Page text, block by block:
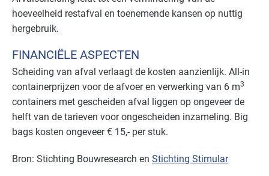
hoeveelheid restafval en toenemende kansen op nuttig
hergebruik.
FINANCIËLE ASPECTEN
Scheiding van afval verlaagt de kosten aanzienlijk. All-in
containerprijzen voor de afvoer en verwerking van 6 m3
containers met gescheiden afval liggen op ongeveer de
helft van de tarieven voor ongescheiden inzameling. Big
bags kosten ongeveer € 15,‐ per stuk.
Bron: Stichting Bouwresearch en Stichting Stimular